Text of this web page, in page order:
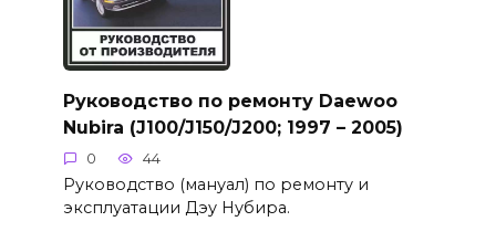
Руководство по ремонту Daewoo
Nubira (J100/J150/J200; 1997 – 2005)
0 44
Руководство (мануал) по ремонту и
эксплуатации Дэу Нубира.